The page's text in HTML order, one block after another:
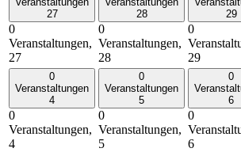
27
0
Veranstaltungen,
27
28
0
Veranstaltungen,
28
29
0
29
0
Veranstaltungen
4
0
Veranstaltungen,
4
0
Veranstaltungen
5
0
Veranstaltungen,
5
0
6
0
6